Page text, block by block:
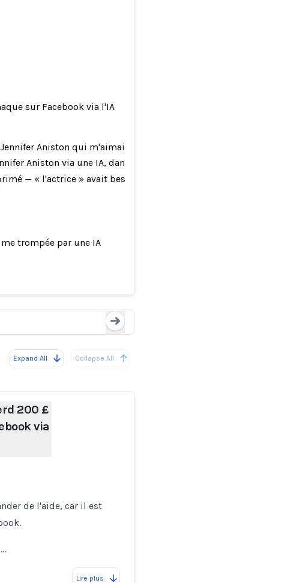
sur Facebook via l'IA
Aniston qui m'aimait
Aniston via une IA, dans le cadre d'une arnaque par phishing
— « l'actrice » avait besoin de cartes-cadeaux Apple
trompée par une IA
arnaque sur
Expand All Collapse All
200 £
via
de l'aide, car il est
Lire plus